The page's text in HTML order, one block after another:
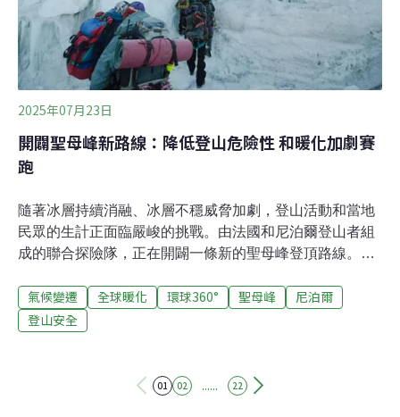
廠供其燃燒發電。今（2025）年1月初，菲律賓總統小馬
2025年07月23日
開闢聖母峰新路線：降低登山危險性 和暖化加劇賽
跑
隨著冰層持續消融、冰層不穩威脅加劇，登山活動和當地
民眾的生計正面臨嚴峻的挑戰。由法國和尼泊爾登山者組
成的聯合探險隊，正在開闢一條新的聖母峰登頂路線。每
本營，渴望登頂世界之巔。然而，對於擔任嚮導的雪巴人
而言，這條征途正變得愈發危險。氣溫升高導致昆布冰瀑
如何適應全球暖化的。 這條新路線在較低海拔段穿越岩壁
氣候變遷 全球暖化 環球360° 聖母峰
尼泊爾
登山安全
01 02 ...... 22